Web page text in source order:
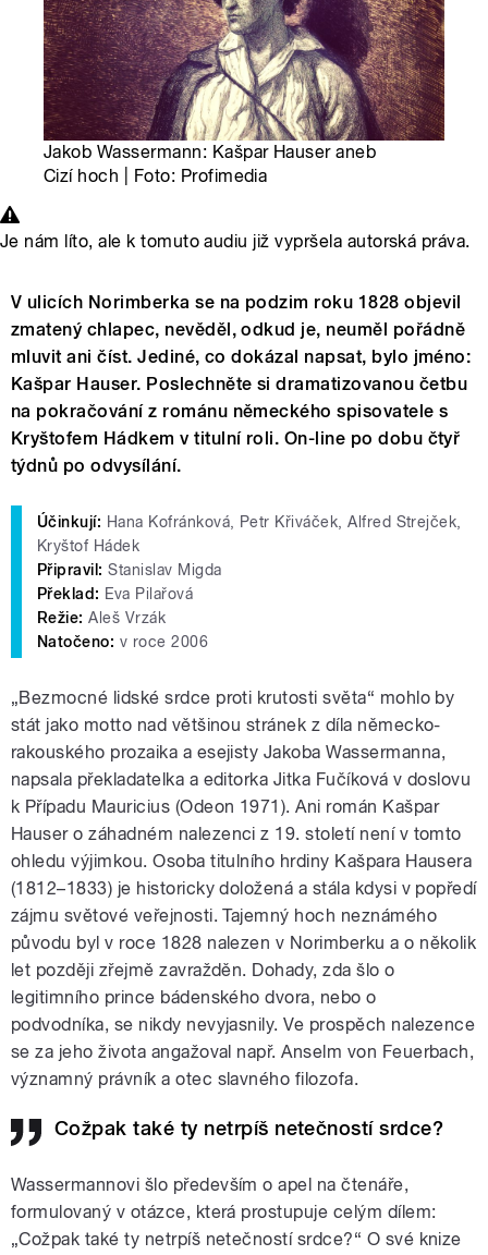
Jakob Wassermann: Kašpar Hauser aneb
Cizí hoch | Foto: Profimedia
Je nám líto, ale k tomuto audiu již vypršela autorská práva.
V ulicích Norimberka se na podzim roku 1828 objevil
zmatený chlapec, nevěděl, odkud je, neuměl pořádně
mluvit ani číst. Jediné, co dokázal napsat, bylo jméno:
Kašpar Hauser. Poslechněte si dramatizovanou četbu
na pokračování z románu německého spisovatele s
Kryštofem Hádkem v titulní roli. On-line po dobu čtyř
týdnů po odvysílání.
Účinkují: Hana Kofránková, Petr Křiváček, Alfred Strejček,
Kryštof Hádek
Připravil: Stanislav Migda
Překlad: Eva Pilařová
Režie: Aleš Vrzák
Natočeno: v roce 2006
„Bezmocné lidské srdce proti krutosti světa“ mohlo by
stát jako motto nad většinou stránek z díla německo-
rakouského prozaika a esejisty Jakoba Wassermanna,
napsala překladatelka a editorka Jitka Fučíková v doslovu
k Případu Mauricius (Odeon 1971). Ani román Kašpar
Hauser o záhadném nalezenci z 19. století není v tomto
ohledu výjimkou. Osoba titulního hrdiny Kašpara Hausera
(1812–1833) je historicky doložená a stála kdysi v popředí
zájmu světové veřejnosti. Tajemný hoch neznámého
původu byl v roce 1828 nalezen v Norimberku a o několik
let později zřejmě zavražděn. Dohady, zda šlo o
legitimního prince bádenského dvora, nebo o
podvodníka, se nikdy nevyjasnily. Ve prospěch nalezence
se za jeho života angažoval např. Anselm von Feuerbach,
významný právník a otec slavného filozofa.
Cožpak také ty netrpíš netečností srdce?
Wassermannovi šlo především o apel na čtenáře,
formulovaný v otázce, která prostupuje celým dílem:
„Cožpak také ty netrpíš netečností srdce?“ O své knize